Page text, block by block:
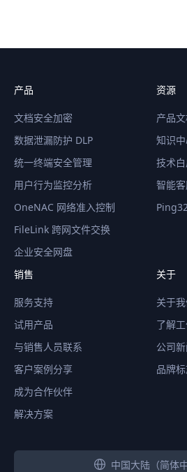
产品
文档安全加密
数据泄漏防护 DLP
统一终端安全管理
用户行为监控分析
OneNAC 网络准入控制
FileLink 跨网文件交换
企业安全网盘
资源
产品
知识
技术
智能
销售
服务支持
试用产品
与销售人员联系
客户案例分享
成为合作伙伴
解决方案
关于
关于
了解
公司
品牌
中国大陆（简体中